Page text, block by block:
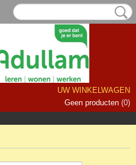
UW WINKELWAGEN
Geen producten (0)